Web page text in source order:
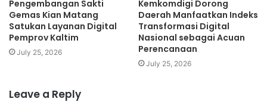
membuat kampung IT supaya penduduk bisa menikmati
internet di rumah masing-masing khusus untuk keperluan
pendidikan. Yang saya sampaikan untuk DPD hanya
pemantik dan komplemen saja, di DPD Golkar sudah lama
masyarakat,” tandas Alfian. (Septian)
Pengembangan Sakti
Gemas Kian Matang
Satukan Layanan Digital
Pemprov Kaltim
July 25, 2026
Kemkomdigi Dorong
Daerah Manfaatkan Indeks
Transformasi Digital
Nasional sebagai Acuan
Perencanaan
July 25, 2026
Leave a Reply